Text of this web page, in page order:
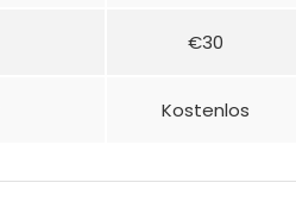
€30
Kostenlos